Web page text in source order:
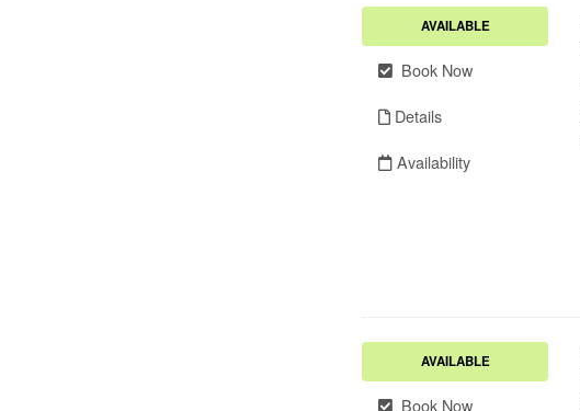
AVAILABLE
Book Now
Details
Availability
AVAILABLE
Book Now